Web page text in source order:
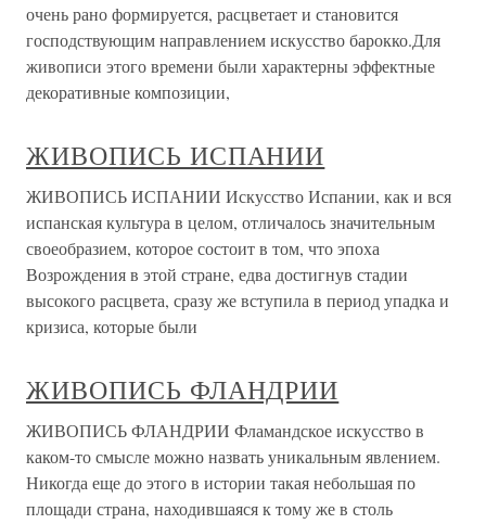
очень рано формируется, расцветает и становится
господствующим направлением искусство барокко.Для
живописи этого времени были характерны эффектные
декоративные композиции,
ЖИВОПИСЬ ИСПАНИИ
ЖИВОПИСЬ ИСПАНИИ Искусство Испании, как и вся
испанская культура в целом, отличалось значительным
своеобразием, которое состоит в том, что эпоха
Возрождения в этой стране, едва достигнув стадии
высокого расцвета, сразу же вступила в период упадка и
кризиса, которые были
ЖИВОПИСЬ ФЛАНДРИИ
ЖИВОПИСЬ ФЛАНДРИИ Фламандское искусство в
каком-то смысле можно назвать уникальным явлением.
Никогда еще до этого в истории такая небольшая по
площади страна, находившаяся к тому же в столь